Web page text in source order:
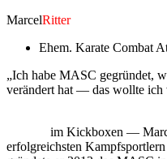
MarcelRitter
Ehem. Karate Combat
„Ich habe MASC gegründet,
verändert hat — das wollte ich
im Kickboxen —
erfolgreichsten